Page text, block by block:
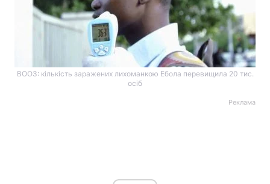
ВООЗ: кількість заражених лихоманкою Ебола перевищила 20 тис.
осіб
Реклама